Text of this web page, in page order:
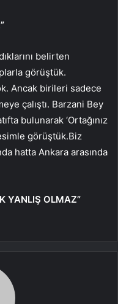
belirten
görüştük.
Ancak birileri sadece
çalıştı. Barzani Bey
bulunarak ‘Ortağınız
görüştük.Biz
hatta Ankara arasında
YANLIŞ OLMAZ”